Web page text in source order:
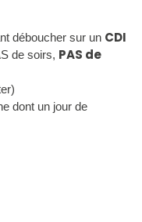
déboucher sur un CDI
de soirs, PAS de
dont un jour de